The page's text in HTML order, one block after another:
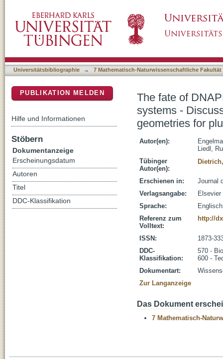
relevance of effective source zone
Universitätsbibliographie → 7 Mathematisch-Naturwissenschaftliche Fakultät
The fate of
systems -
geometries for
Autor(en):
Liedl,
Tübinger
Autor(en):
Erschienen in:
Journal
Verlagsangabe:
Sprache:
Englisch
Referenz zum
Volltext:
http://
ISSN:
1873-
DDC-
Klassifikation:
570 -
600 -
Dokumentart:
Zur Langanzeige
Das Dokument
7 Mathematisch-
PUBLIKATION MELDEN
Hilfe und Informationen
Stöbern
Dokumentanzeige
Erscheinungsdatum
Autoren
Titel
DDC-Klassifikation